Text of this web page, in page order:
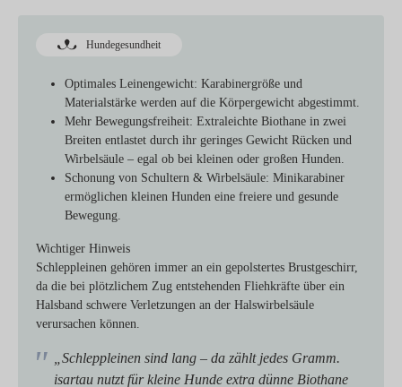
Hundegesundheit
Optimales Leinengewicht: Karabinergröße und
Materialstärke werden auf die Körpergewicht abgestimmt.
Mehr Bewegungsfreiheit: Extraleichte Biothane in zwei
Breiten entlastet durch ihr geringes Gewicht Rücken und
Wirbelsäule – egal ob bei kleinen oder großen Hunden.
Schonung von Schultern & Wirbelsäule: Minikarabiner
ermöglichen kleinen Hunden eine freiere und gesunde
Bewegung.
Wichtiger Hinweis
Schleppleinen gehören immer an ein gepolstertes Brustgeschirr,
da die bei plötzlichem Zug entstehenden Fliehkräfte über ein
Halsband schwere Verletzungen an der Halswirbelsäule
verursachen können.
„Schleppleinen sind lang – da zählt jedes Gramm.
isartau nutzt für kleine Hunde extra dünne Biothane